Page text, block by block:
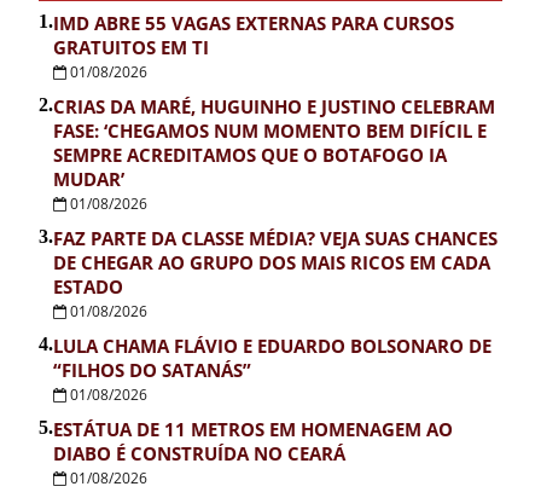
1.IMD ABRE 55 VAGAS EXTERNAS PARA CURSOS
GRATUITOS EM TI
01/08/2026
2.CRIAS DA MARÉ, HUGUINHO E JUSTINO CELEBRAM
FASE: ‘CHEGAMOS NUM MOMENTO BEM DIFÍCIL E
SEMPRE ACREDITAMOS QUE O BOTAFOGO IA
MUDAR’
01/08/2026
3.FAZ PARTE DA CLASSE MÉDIA? VEJA SUAS CHANCES
DE CHEGAR AO GRUPO DOS MAIS RICOS EM CADA
ESTADO
01/08/2026
4.LULA CHAMA FLÁVIO E EDUARDO BOLSONARO DE
“FILHOS DO SATANÁS”
01/08/2026
5.ESTÁTUA DE 11 METROS EM HOMENAGEM AO
DIABO É CONSTRUÍDA NO CEARÁ
01/08/2026